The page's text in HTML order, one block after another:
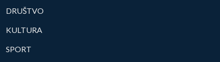
DRUŠTVO
KULTURA
SPORT